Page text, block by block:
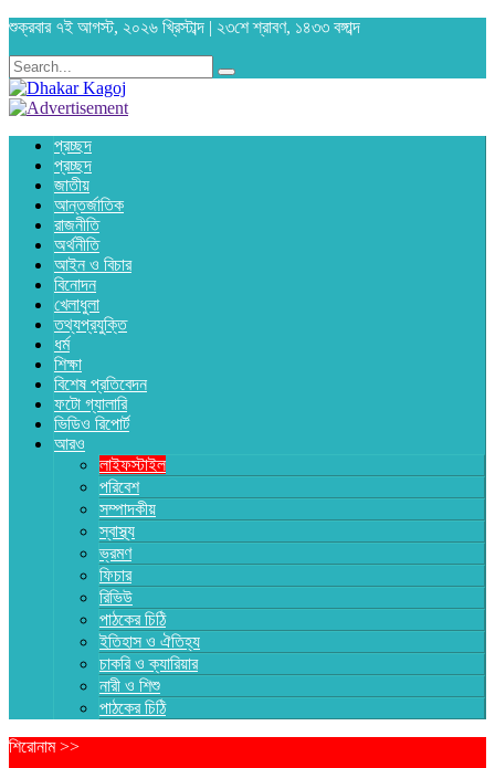
শুক্রবার ৭ই আগস্ট, ২০২৬ খ্রিস্টাব্দ | ২৩শে শ্রাবণ, ১৪৩৩ বঙ্গাব্দ
প্রচ্ছদ
প্রচ্ছদ
জাতীয়
আন্তর্জাতিক
রাজনীতি
অর্থনীতি
আইন ও বিচার
বিনোদন
খেলাধুলা
তথ্যপ্রযুক্তি
ধর্ম
শিক্ষা
বিশেষ প্রতিবেদন
ফটো গ্যালারি
ভিডিও রিপোর্ট
আরও
লাইফস্টাইল
পরিবেশ
সম্পাদকীয়
স্বাস্থ্য
ভ্রমণ
ফিচার
রিভিউ
পাঠকের চিঠি
ইতিহাস ও ঐতিহ্য
চাকরি ও ক্যারিয়ার
নারী ও শিশু
পাঠকের চিঠি
শিরোনাম >>